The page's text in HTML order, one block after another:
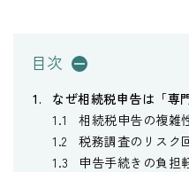
目次
なぜ相続税申告は「専
相続税申告の複雑
税務調査のリスク
申告手続きの負担